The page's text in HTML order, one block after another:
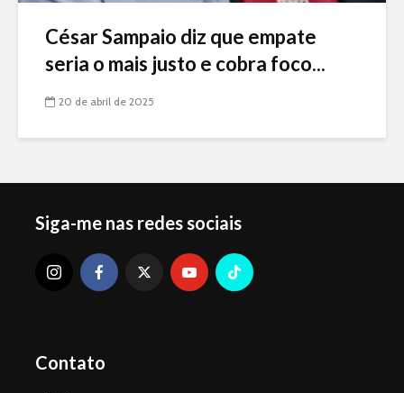
César Sampaio diz que empate
seria o mais justo e cobra foco...
20 de abril de 2025
Siga-me nas redes sociais
Contato